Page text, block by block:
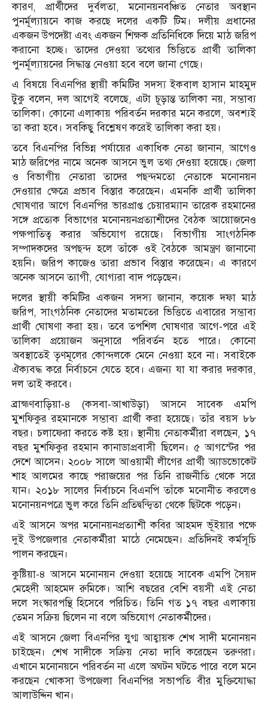
কারণ, প্রার্থীদের দুর্বলতা, মনোনয়নবঞ্চিত নেতার অবস্থান
পুনর্মূল্যায়নে কাজ করছে দলের একটি টিম। দলীয় প্রধানের
একজন উপদেষ্টা এবং একজন শিক্ষক প্রতিনিধিকে দিয়ে মাঠ জরিপ
করানো হচ্ছে। তাদের দেওয়া তথ্যের ভিত্তিতে প্রার্থী তালিকা
পুনর্মূল্যায়নের সিদ্ধান্ত নেওয়া হবে বলে জানা গেছে।
এ বিষয়ে বিএনপির স্থায়ী কমিটির সদস্য ইকবাল হাসান মাহমুদ
টুকু বলেন, দল আগেই বলেছে, এটা চূড়ান্ত তালিকা নয়, সম্ভাব্য
তালিকা। কোনো এলাকায় পরিবর্তন দরকার মনে করলে, অবশ্যই
তা করা হবে। সবকিছু বিশ্লেষণ করেই তালিকা করা হয়।
তবে বিএনপির বিভিন্ন পর্যায়ের একাধিক নেতা জানান, আগেও
মাঠ জরিপের নামে অনেক আসনে ভুল তথ্য দেওয়া হয়েছে। জেলা
ও বিভাগীয় নেতারা তাদের পছন্দমতো নেতাকে মনোনয়ন
দেওয়ার ক্ষেত্রে প্রভাব বিস্তার করেছেন। এমনকি প্রার্থী তালিকা
ঘোষণার আগে বিএনপির ভারপ্রাপ্ত চেয়ারম্যান তারেক রহমানের
সঙ্গে প্রত্যেক বিভাগের মনোনয়নপ্রত্যাশীদের বৈঠক আয়োজনেও
পক্ষপাতিত্ব করার অভিযোগ রয়েছে। বিভাগীয় সাংগঠনিক
সম্পাদকদের অপছন্দ হলে তাঁকে ওই বৈঠকে আমন্ত্রণ জানানো
হয়নি। জরিপ কাজেও তারা প্রভাব বিস্তার করেছেন। এ কারণে
অনেক আসনে ত্যাগী, যোগ্যরা বাদ পড়েছেন।
দলের স্থায়ী কমিটির একজন সদস্য জানান, কয়েক দফা মাঠ
জরিপ, সাংগঠনিক নেতাদের মতামতের ভিত্তিতে এবারের সম্ভাব্য
প্রার্থী ঘোষণা করা হয়। তবে তপশিল ঘোষণার আগে-পরে এই
তালিকা প্রয়োজন অনুসারে পরিবর্তন হতে পারে। কোনো
অবস্থাতেই তৃণমূলের কোন্দলকে মেনে নেওয়া হবে না। সবাইকে
ঐক্যবদ্ধ করে নির্বাচনে যেতে হবে। এজন্য যা যা করার দরকার,
দল তাই করবে।
ব্রাহ্মণবাড়িয়া-৪ (কসবা-আখাউড়া) আসনে সাবেক এমপি
মুশফিকুর রহমানকে সম্ভাব্য প্রার্থী করা হয়েছে। তাঁর বয়স ৮৮
বছর। চলাফেরা করতে কষ্ট হয়। স্থানীয় নেতাকর্মীরা বলছেন, ১৭
বছর মুশফিকুর রহমান কানাডাপ্রবাসী ছিলেন। ৫ আগস্টের পর
দেশে আসেন। ২০০৮ সালে আওয়ামী লীগের প্রার্থী অ্যাডভোকেট
শাহ আলমের কাছে পরাজয়ের পর তিনি রাজনীতি থেকে সরে
যান। ২০১৮ সালের নির্বাচনে বিএনপি তাঁকে মনোনীত করলেও
মনোনয়নপত্রে ভুল করে তিনি প্রতিদ্বন্দ্বিতা থেকে ছিটকে পড়েন।
এই আসনে অপর মনোনয়নপ্রত্যাশী কবির আহমদ ভূঁইয়ার পক্ষে
দুই উপজেলার নেতাকর্মীরা মাঠে নেমেছেন। প্রতিদিনই কর্মসূচি
পালন করছেন।
কুষ্টিয়া-৪ আসনে মনোনয়ন দেওয়া হয়েছে সাবেক এমপি সৈয়দ
মেহেদী আহমেদ রুমিকে। আশি বছরের বেশি বয়সী এই নেতা
দলে সংস্কারপন্থি হিসেবে পরিচিত। তিনি গত ১৭ বছর এলাকায়
তেমন সক্রিয় ছিলেন না বলে অভিযোগ নেতাকর্মীদের।
এই আসনে জেলা বিএনপির যুগ্ম আহ্বায়ক শেখ সাদী মনোনয়ন
চাইছেন। শেখ সাদীকে সক্রিয় নেতা দাবি করেছেন তরুণরা।
এখানে মনোনয়নে পরিবর্তন না এলে অঘটন ঘটতে পারে বলে মনে
করছেন খোকসা উপজেলা বিএনপির সভাপতি বীর মুক্তিযোদ্ধা
আলাউদ্দিন খান।